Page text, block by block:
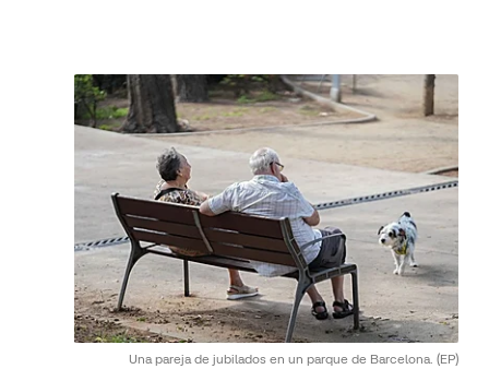
Una pareja de jubilados en un parque de Barcelona. (EP)